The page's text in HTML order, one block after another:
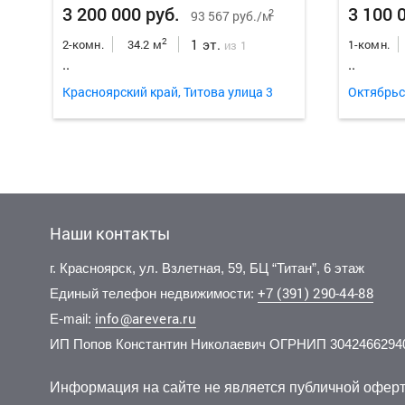
3 200 000 руб. 93 567 руб./м2
2-комн. 34.2 м2 1 эт. из 1
..
Красноярский край, Титова улица 3
3 100
1-комн.
..
4 650 000 руб. 172 222 руб./м2
1-комн. 27 м 5 эт.из 17
4 400
1-комн.
6 700 000 руб. 167 920 руб./м2
1-комн. 39.9 м 2 эт. из 5
3 500
1-комн.
Наши контакты
г. Красноярск, ул. Взлетная, 59, БЦ “Титан”, 6 этаж
Единый телефон недвижимости: +7 (391) 290-44-88
E-mail: info@arevera.ru
ИП Попов Константин Николаевич ОГРНИП
Информация на сайте не является публичной